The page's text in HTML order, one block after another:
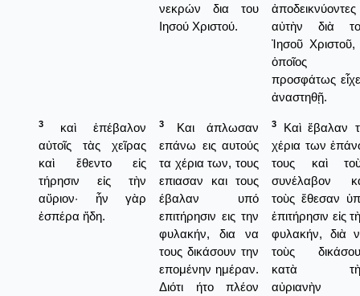
νεκρών δια του
Ιησού Χριστού.
ἀποδεικνύοντες
αὐτὴν διὰ
Ἰησοῦ Χριστοῦ,
ὁποῖος
προσφάτως
ἀναστηθῇ.
3
καὶ ἐπέβαλον
αὐτοῖς τὰς χεῖρας
καὶ ἔθεντο εἰς
τήρησιν εἰς τὴν
αὔριον· ἦν γὰρ
ἑσπέρα ἤδη.
3
Και άπλωσαν
επάνω εις αυτούς
τα χέρια των, τους
επιασαν και τους
έβαλαν υπό
επιτήρησιν εις την
φυλακήν, δια να
τους δικάσουν την
επομένην ημέραν.
Διότι ήτο πλέον
3
Καὶ ἔβαλαν
χέρια των
τους καὶ
συνέλαβον
τοὺς ἔθεσαν
ἐπιτήρησιν εἰς
φυλακήν, διὰ
τοὺς
κατὰ
αὐριανὴν